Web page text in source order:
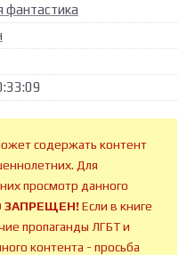
фантастика
содержать контент
Для
просмотр данного
ЗАПРЕЩЕН!Если в книге
пропаганды ЛГБТ и
контента - просьба